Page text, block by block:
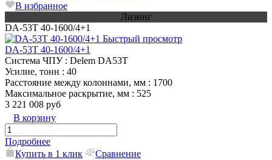
В избранное
Лизинг
DA-53T 40-1600/4+1
Быстрый просмотр
DA-53T 40-1600/4+1
Система ЧПУ: Delem DA53T
Усилие, тонн : 40
Расстояние между колоннами, мм : 1700
Максимальное раскрытие, мм : 525
3 221 008 руб
В корзину
Подробнее
Купить в 1 клик
Сравнение